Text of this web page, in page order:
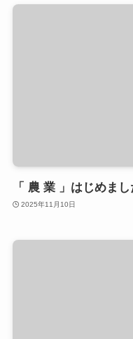
「 農 業 」はじめまし
2025年11月10日